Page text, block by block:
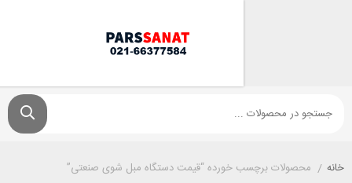
برچسب خورده “قیمت دستگاه مبل شوی صنعتی”